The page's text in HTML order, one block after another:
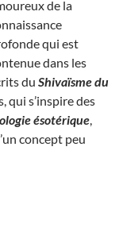
de la
qui est
dans les
du Shivaïsme du
qui s’inspire des
ésotérique
concept peu